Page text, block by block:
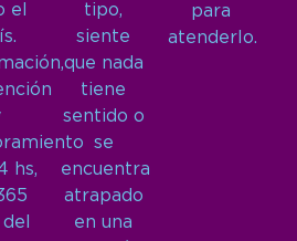
el
hs,
tipo,
siente
que nada
tiene
sentido o
se
encuentra
atrapado
en una
para
atenderlo.